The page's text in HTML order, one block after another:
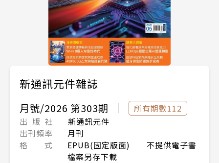
新通訊元件雜誌
月號/2026 第303期
所有期數112
出 版 社
新通訊元件
出刊頻率
月刊
格 式
EPUB(固定版面) 不提供電子書
檔案另存下載